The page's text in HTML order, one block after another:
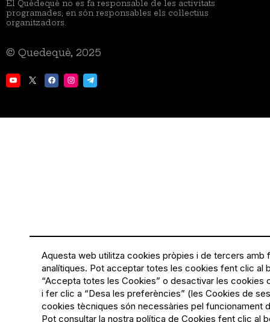
El Quèdequè no es fa responsable de les activitats
programades; en són responsables els col·lectius
organitzadors.
© Quedequè, 2025
Aquesta web utilitza cookies pròpies i de tercers amb
analítiques. Pot acceptar totes les cookies fent clic al
“Accepta totes les Cookies” o desactivar les cookies
i fer clic a “Desa les preferències” (les Cookies de
cookies tècniques són necessàries pel funcionament
Pot consultar la nostra política de Cookies fent clic al